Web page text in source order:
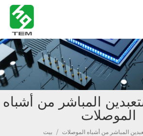
المباشر من أشباه
الموصلات
بيت / المباشر من أشباه الموصلات